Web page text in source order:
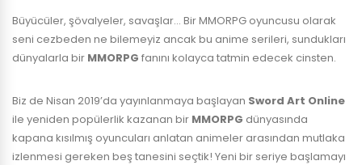
Büyücüler, şövalyeler, savaşlar… Bir MMORPG oyuncusu olarak
seni cezbeden ne bilemeyiz ancak bu anime serileri, sundukları
dünyalarla bir MMORPG fanını kolayca tatmin edecek cinsten.
Biz de Nisan 2019’da yayınlanmaya başlayan Sword Art Online
ile yeniden popülerlik kazanan bir MMORPG dünyasında
kapana kısılmış oyuncuları anlatan animeler arasından mutlaka
izlenmesi gereken beş tanesini seçtik! Yeni bir seriye başlamayı